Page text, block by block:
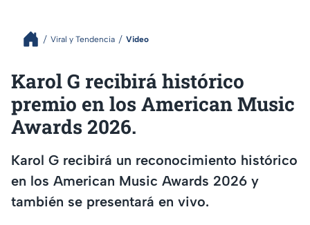
Viral y Tendencia Video
Karol G recibirá histórico
premio en los American Music
Awards 2026.
Karol G recibirá un reconocimiento histórico
en los American Music Awards 2026 y
también se presentará en vivo.